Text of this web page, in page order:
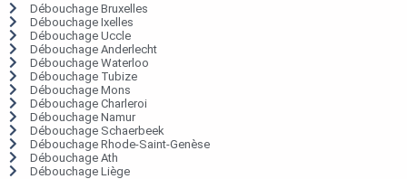
Débouchage Bruxelles
Débouchage Ixelles
Débouchage Uccle
Débouchage Anderlecht
Débouchage Waterloo
Débouchage Tubize
Débouchage Mons
Débouchage Charleroi
Débouchage Namur
Débouchage Schaerbeek
Débouchage Rhode-Saint-Genèse
Débouchage Ath
Débouchage Liège